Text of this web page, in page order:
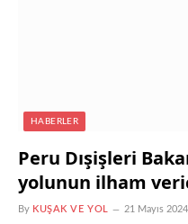
HABERLER
Peru Dışişleri
yolunun ilham
By KUŞAK VE YOL 21 Mayıs 2024